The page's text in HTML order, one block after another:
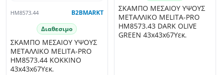
HM8573.44 B2BMARKT
Διαθεσιμο
ΣΚΑΜΠΟ ΜΕΣΑΙΟΥ ΥΨΟΥΣ
ΜΕΤΑΛΛΙΚΟ MELITA-PRO
HM8573.44 ΚΟΚΚΙΝΟ
43x43x67Υεκ.
ΣΚΑΜΠΟ ΜΕΣΑΙΟΥ ΥΨΟΥΣ
ΜΕΤΑΛΛΙΚΟ MELITA-PRO
HM8573.43 DARK OLIVE
GREEN 43x43x67Υεκ.